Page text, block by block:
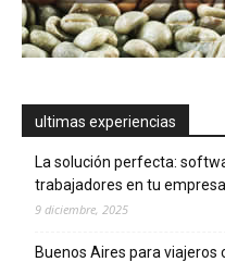
ultimas experiencias
La solución perfecta:
trabajadores en tu empresa
9 diciembre, 2025
Buenos Aires para viajeros